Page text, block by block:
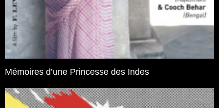
Mémoires d’une Princesse des Indes